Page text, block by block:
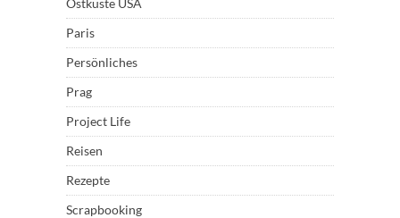
Paris
Persönliches
Prag
Project Life
Reisen
Rezepte
Scrapbooking